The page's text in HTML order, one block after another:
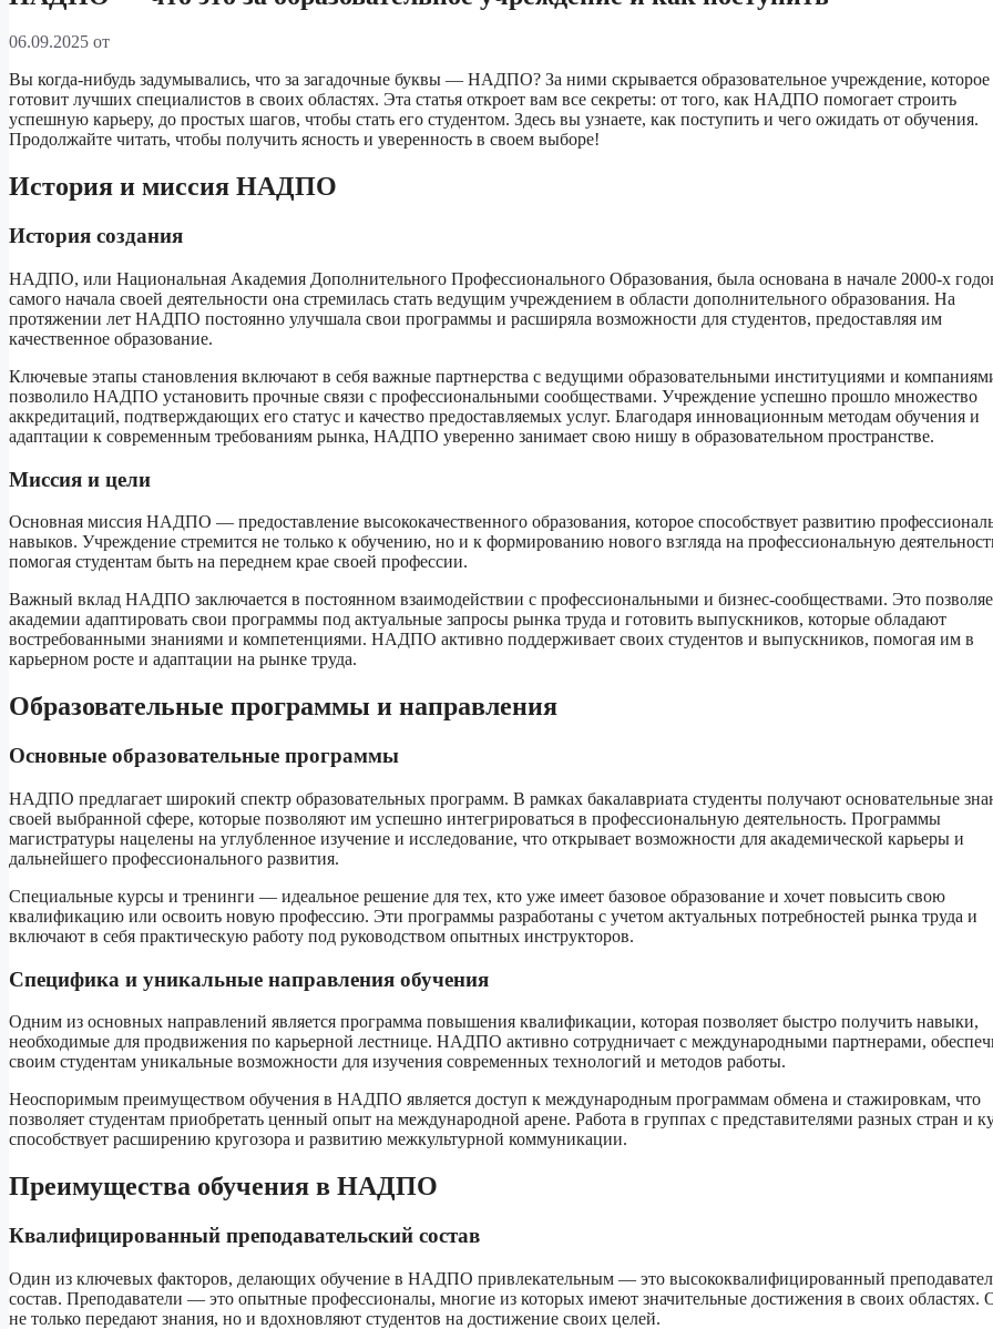
06.09.2025 от
Вы когда-нибудь задумывались, что за загадочные буквы — НАДПО? За ними скрывается образовательное учреждение, которое
готовит лучших специалистов в своих областях. Эта статья откроет вам все секреты: от того, как НАДПО помогает строить
успешную карьеру, до простых шагов, чтобы стать его студентом. Здесь вы узнаете, как поступить и чего ожидать от обучения.
Продолжайте читать, чтобы получить ясность и уверенность в своем выборе!
История и миссия НАДПО
История создания
НАДПО, или Национальная Академия Дополнительного Профессионального Образования, была основана в начале 2000-х
самого начала своей деятельности она стремилась стать ведущим учреждением в области дополнительного образования. На
протяжении лет НАДПО постоянно улучшала свои программы и расширяла возможности для студентов, предоставляя им
качественное образование.
Ключевые этапы становления включают в себя важные партнерства с ведущими образовательными институциями и
позволило НАДПО установить прочные связи с профессиональными сообществами. Учреждение успешно прошло множество
аккредитаций, подтверждающих его статус и качество предоставляемых услуг. Благодаря инновационным методам обучения и
адаптации к современным требованиям рынка, НАДПО уверенно занимает свою нишу в образовательном пространстве.
Миссия и цели
Основная миссия НАДПО — предоставление высококачественного образования, которое способствует развитию
навыков. Учреждение стремится не только к обучению, но и к формированию нового взгляда на профессиональную
помогая студентам быть на переднем крае своей профессии.
Важный вклад НАДПО заключается в постоянном взаимодействии с профессиональными и бизнес-сообществами. Это
академии адаптировать свои программы под актуальные запросы рынка труда и готовить выпускников, которые обладают
востребованными знаниями и компетенциями. НАДПО активно поддерживает своих студентов и выпускников, помогая им в
карьерном росте и адаптации на рынке труда.
Образовательные программы и направления
Основные образовательные программы
НАДПО предлагает широкий спектр образовательных программ. В рамках бакалавриата студенты получают основательные
своей выбранной сфере, которые позволяют им успешно интегрироваться в профессиональную деятельность. Программы
магистратуры нацелены на углубленное изучение и исследование, что открывает возможности для академической карьеры и
дальнейшего профессионального развития.
Специальные курсы и тренинги — идеальное решение для тех, кто уже имеет базовое образование и хочет повысить свою
квалификацию или освоить новую профессию. Эти программы разработаны с учетом актуальных потребностей рынка труда и
включают в себя практическую работу под руководством опытных инструкторов.
Специфика и уникальные направления обучения
Одним из основных направлений является программа повышения квалификации, которая позволяет быстро получить навыки,
необходимые для продвижения по карьерной лестнице. НАДПО активно сотрудничает с международными партнерами,
своим студентам уникальные возможности для изучения современных технологий и методов работы.
Неоспоримым преимуществом обучения в НАДПО является доступ к международным программам обмена и стажировкам, что
позволяет студентам приобретать ценный опыт на международной арене. Работа в группах с представителями разных стран и
способствует расширению кругозора и развитию межкультурной коммуникации.
Преимущества обучения в НАДПО
Квалифицированный преподавательский состав
Один из ключевых факторов, делающих обучение в НАДПО привлекательным — это высококвалифицированный
состав. Преподаватели — это опытные профессионалы, многие из которых имеют значительные достижения в своих областях.
не только передают знания, но и вдохновляют студентов на достижение своих целей.